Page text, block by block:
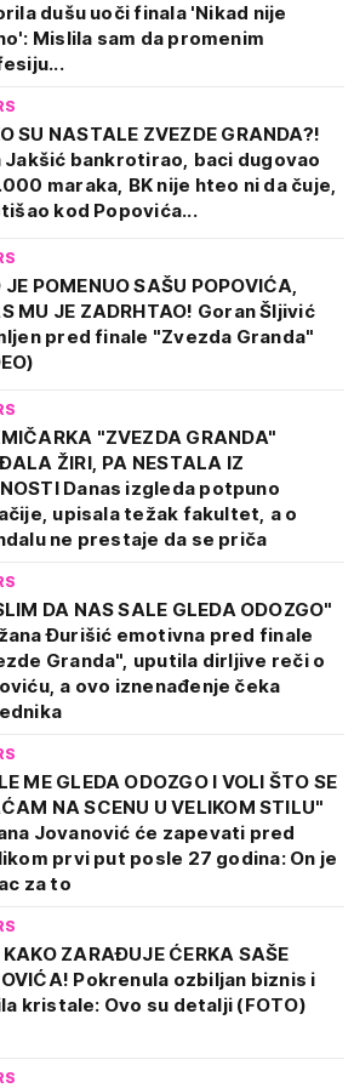
dušu uoči finala 'Nikad nije
Mislila sam da promenim
SU NASTALE ZVEZDE GRANDA?!
Jakšić bankrotirao, baci dugovao
maraka, BK nije hteo ni da čuje,
kod Popovića...
JE POMENUO SAŠU POPOVIĆA,
MU JE ZADRHTAO! Goran Šljivić
pred finale "Zvezda Granda"
"ZVEZDA GRANDA"
ŽIRI, PA NESTALA IZ
Danas izgleda potpuno
upisala težak fakultet, a o
ne prestaje da se priča
DA NAS SALE GLEDA ODOZGO"
Đurišić emotivna pred finale
Granda", uputila dirljive reči o
a ovo iznenađenje čeka
ME GLEDA ODOZGO I VOLI ŠTO SE
NA SCENU U VELIKOM STILU"
Jovanović će zapevati pred
prvi put posle 27 godina: On je
za to
KAKO ZARAĐUJE ĆERKA SAŠE
Pokrenula ozbiljan biznis i
kristale: Ovo su detalji (FOTO)